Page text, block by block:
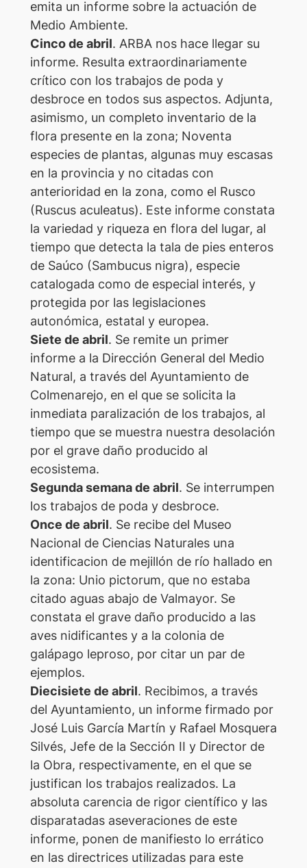
emita un informe sobre la actuación de
Medio Ambiente.
Cinco de abril. ARBA nos hace llegar su
informe. Resulta extraordinariamente
crítico con los trabajos de poda y
desbroce en todos sus aspectos. Adjunta,
asimismo, un completo inventario de la
flora presente en la zona; Noventa
especies de plantas, algunas muy escasas
en la provincia y no citadas con
anterioridad en la zona, como el Rusco
(Ruscus aculeatus). Este informe constata
la variedad y riqueza en flora del lugar, al
tiempo que detecta la tala de pies enteros
de Saúco (Sambucus nigra), especie
catalogada como de especial interés, y
protegida por las legislaciones
autonómica, estatal y europea.
Siete de abril. Se remite un primer
informe a la Dirección General del Medio
Natural, a través del Ayuntamiento de
Colmenarejo, en el que se solicita la
inmediata paralización de los trabajos, al
tiempo que se muestra nuestra desolación
por el grave daño producido al
ecosistema.
Segunda semana de abril. Se interrumpen
los trabajos de poda y desbroce.
Once de abril. Se recibe del Museo
Nacional de Ciencias Naturales una
identificacion de mejillón de río hallado en
la zona: Unio pictorum, que no estaba
citado aguas abajo de Valmayor. Se
constata el grave daño producido a las
aves nidificantes y a la colonia de
galápago leproso, por citar un par de
ejemplos.
Diecisiete de abril. Recibimos, a través
del Ayuntamiento, un informe firmado por
José Luis García Martín y Rafael Mosquera
Silvés, Jefe de la Sección II y Director de
la Obra, respectivamente, en el que se
justifican los trabajos realizados. La
absoluta carencia de rigor científico y las
disparatadas aseveraciones de este
informe, ponen de manifiesto lo errático
en las directrices utilizadas para este